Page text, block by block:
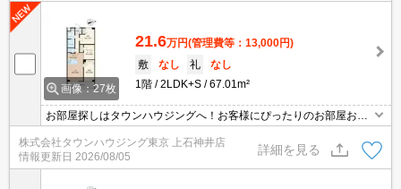
画像：27枚
21.6万円(管理費等：13,000円)
敷
なし 礼
なし
1階
2LDK+S 67.01m²
お部屋探しはタウンハウジングへ！お客様にぴったりのお部屋お探
し致します
株式会社タウンハウジング東京 上石神井店
情報更新日 2026/08/05
詳細を見る